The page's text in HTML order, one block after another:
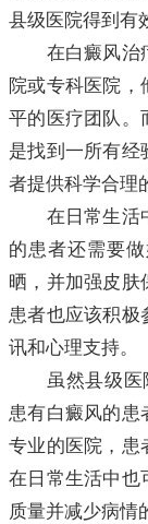
县级医院得到有
在白癜风治疗
院或专科医院，
平的医疗团队。
是找到一所有经
者提供科学合理
在日常生活中
的患者还需要
晒，并加强皮肤
患者也应该积极
讯和心理支持。
虽然县级医院
患有白癜风的患
专业的医院，患
在日常生活中也
质量并减少病情